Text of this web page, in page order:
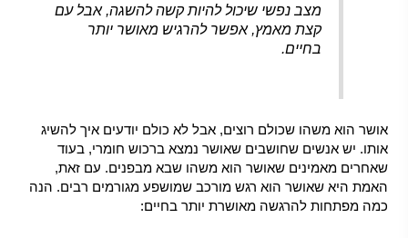
מצב נפשי שיכול להיות קשה להשגה, אבל עם
קצת מאמץ, אפשר להרגיש מאושר יותר
בחיים.
אושר הוא משהו שכולם רוצים, אבל לא כולם יודעים איך להשיג
אותו. יש אנשים שחושבים שאושר נמצא ברכוש חומרי, בעוד
שאחרים מאמינים שאושר הוא משהו שבא מבפנים. עם זאת,
האמת היא שאושר הוא רגש מורכב שמושפע מגורמים רבים. הנה
כמה מפתחות להרגשה מאושרת יותר בחיים: